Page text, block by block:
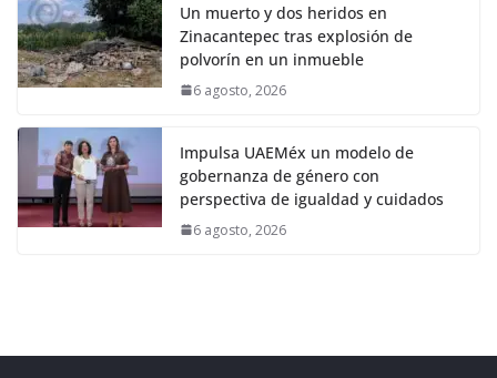
Un muerto y dos heridos en
Zinacantepec tras explosión de
polvorín en un inmueble
6 agosto, 2026
Impulsa UAEMéx un modelo de
gobernanza de género con
perspectiva de igualdad y cuidados
6 agosto, 2026